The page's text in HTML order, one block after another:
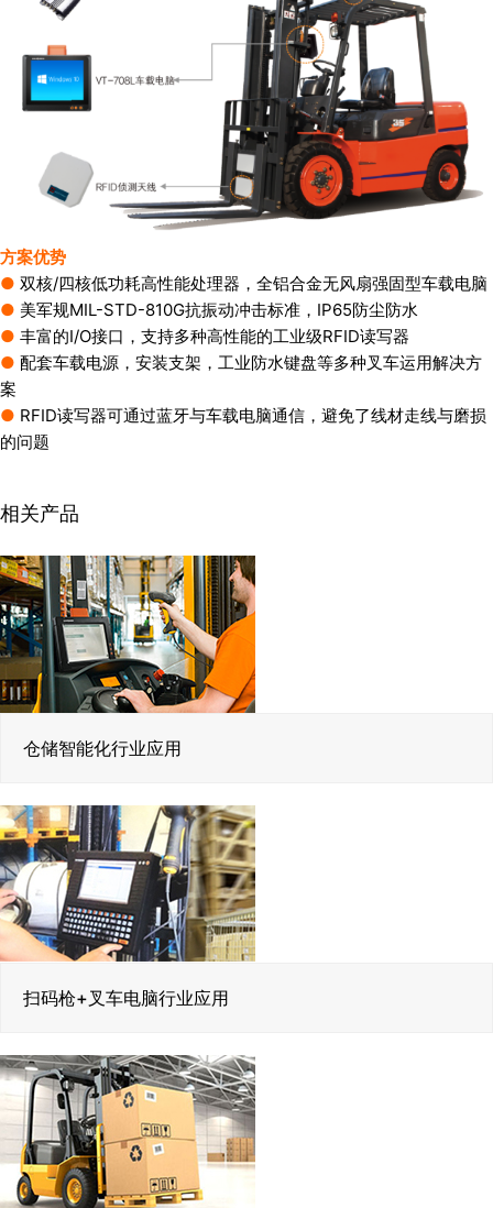
方案优势
● 双核/四核低功耗高性能处理器，全铝合金无风扇强固型车载电脑
● 美军规MIL-STD-810G抗振动冲击标准，IP65防尘防水
● 丰富的I/O接口，支持多种高性能的工业级RFID读写器
● 配套车载电源，安装支架，工业防水键盘等多种叉车运用解决方
案
● RFID读写器可通过蓝牙与车载电脑通信，避免了线材走线与磨损
的问题
相关产品
仓储智能化行业应用
扫码枪+叉车电脑行业应用